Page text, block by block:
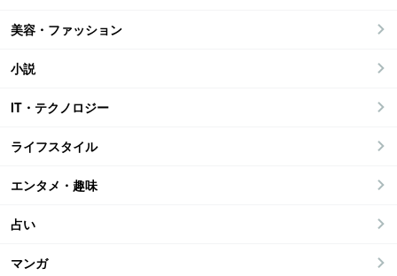
美容・ファッション
小説
IT・テクノロジー
ライフスタイル
エンタメ・趣味
占い
マンガ